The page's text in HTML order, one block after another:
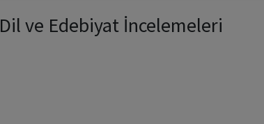
Dil ve Edebiyat İncelemeleri